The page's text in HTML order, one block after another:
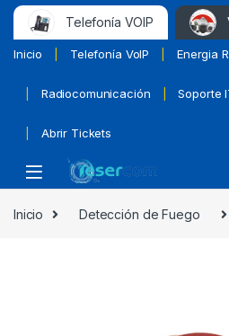
Telefonía VOIP
Inicio Telefonía VoIP Energia
Radiocomunicación Soporte
Abrir Tickets
Inicio Detección de Fuego